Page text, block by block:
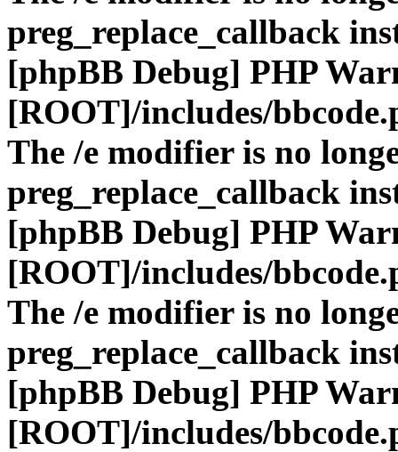
preg_replace_callback
[phpBB Debug] PHP
[ROOT]/includes/
The /e modifier is no
preg_replace_callback
[phpBB Debug] PHP
[ROOT]/includes/
The /e modifier is no
preg_replace_callback
[phpBB Debug] PHP
[ROOT]/includes/